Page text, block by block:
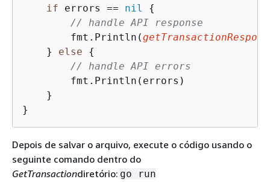
if errors == nil
{
// handle API response
        fmt.Println(
    }
else
{
// handle API errors
        fmt.Println(errors)
    }
}
Depois de salvar o arquivo, execute o código usando o
seguinte comando dentro do
GetTransactiondiretório: go run